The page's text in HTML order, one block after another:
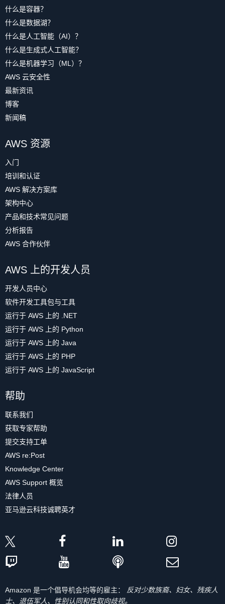
什么是容器？
什么是数据湖？
什么是人工智能（AI）？
什么是生成式人工智能？
什么是机器学习（ML）？
AWS 云安全性
最新资讯
博客
新闻稿
AWS 资源
入门
培训和认证
AWS 解决方案库
架构中心
产品和技术常见问题
分析报告
AWS 合作伙伴
AWS 上的开发人员
开发人员中心
软件开发工具包与工具
运行于 AWS 上的 .NET
运行于 AWS 上的 Python
运行于 AWS 上的 Java
运行于 AWS 上的 PHP
运行于 AWS 上的 JavaScript
帮助
联系我们
获取专家帮助
提交支持工单
AWS re:Post
Knowledge Center
AWS Support 概览
法律人员
亚马逊云科技诚聘英才
Amazon 是一个倡导机会均等的雇主：
反对少数族裔、妇女、残疾人
士、退伍军人、性别认同和性取向歧视。